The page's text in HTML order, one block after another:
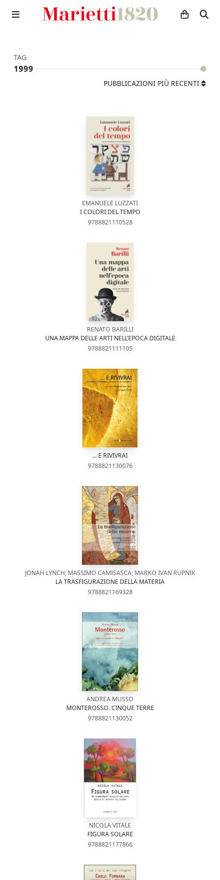
TAG
1999
PUBBLICAZIONI PIÙ RECENTI
EMANUELE LUZZATI
I COLORI DEL TEMPO
9788821110528
RENATO BARILLI
UNA MAPPA DELLE ARTI NELL’EPOCA DIGITALE
9788821111105
... E RIVIVRAI
9788821130076
JONAH LYNCH; MASSIMO CAMISASCA; MARKO IVAN RUPNIK
LA TRASFIGURAZIONE DELLA MATERIA
9788821169328
ANDREA MUSSO
MONTEROSSO. CINQUE TERRE
9788821130052
NICOLA VITALE
FIGURA SOLARE
9788821177866